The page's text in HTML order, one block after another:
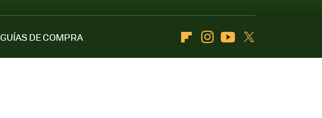
GUÍAS DE COMPRA
FlipboardInstagramYoutube